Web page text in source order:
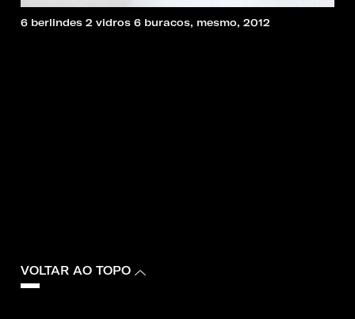
6 berlindes 2 vidros 6 buracos, mesmo, 2012
VOLTAR AO TOPO